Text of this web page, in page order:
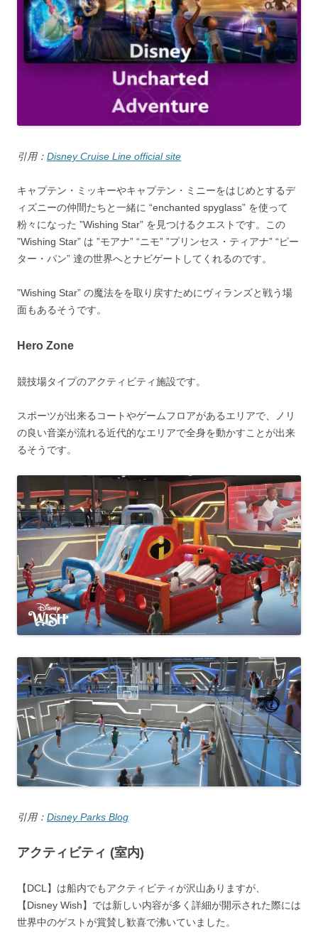
引用： Disney Cruise Line official site
キャプテン・ミッキーやキャプテン・ミニーをはじめとするデ
ィズニーの仲間たちと一緒に “enchanted spyglass” を使って
粉々になった ”Wishing Star” を見つけるクエストです。この
”Wishing Star” は ”モアナ” “ニモ” ”プリンセス・ティアナ” “ピー
ター・パン” 達の世界へとナビゲートしてくれるのです。
”Wishing Star” の魔法をを取り戻すためにヴィランズと戦う場
面もあるそうです。
Hero Zone
競技場タイプのアクティビティ施設です。
スポーツが出来るコートやゲームフロアがあるエリアで、ノリ
の良い音楽が流れる近代的なエリアで全身を動かすことが出来
るそうです。
引用： Disney Parks Blog
アクティビティ (室内)
【DCL】は船内でもアクティビティが沢山ありますが、
【Disney Wish】では新しい内容が多く詳細が開示された際には
世界中のゲストが賞賛し歓喜で沸いていました。